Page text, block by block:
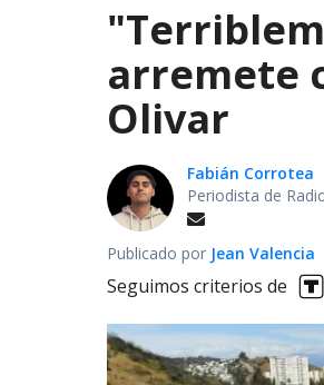
arremete
Olivar
Fabián Corrotea
Periodista de
Publicado por Jean Valencia
Seguimos criterios de